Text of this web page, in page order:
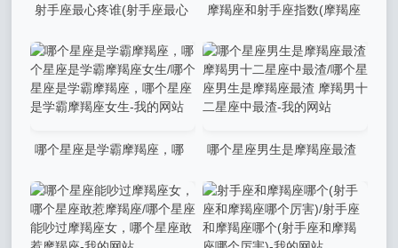
射手座最心疼谁(射手座最心
(射手座最心疼哪个星座)-我的
网站
摩羯座和射手座指数(摩羯座
和射手座指数(摩羯座和射手
座指数哪个高)-我的网站
哪个星座是学霸摩羯座，哪
星座是学霸摩羯座，哪个星座
是学霸摩羯座女生-我的网站
哪个星座男生是摩羯座最渣
座男生是摩羯座最渣 摩羯男十
二星座中最渣-我的网站